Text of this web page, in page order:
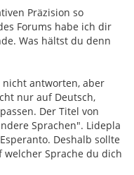
Präzision so
Forums habe ich dir
Was hältst du denn
antworten, aber
nur auf Deutsch,
Der Titel von
Sprachen". Lidepla
Deshalb sollte
welcher Sprache du dich